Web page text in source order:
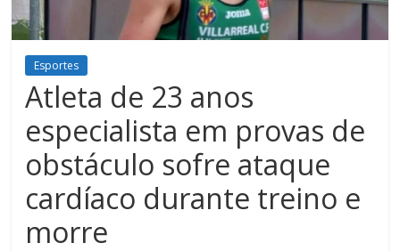
Figueiredo
Esportes
Atleta de 23 anos
especialista em provas de
obstáculo sofre ataque
cardíaco durante treino e
morre